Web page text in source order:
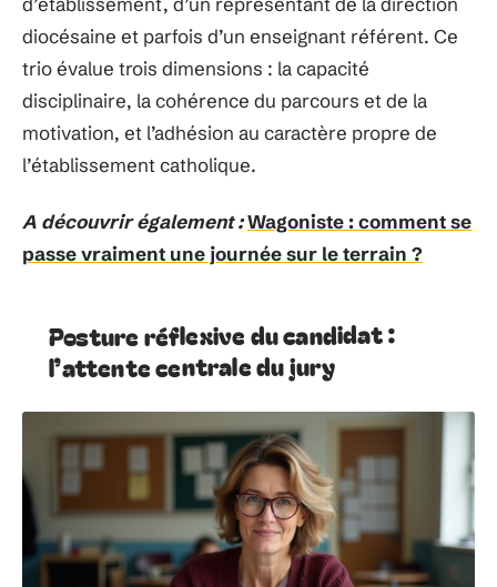
diocésaine et parfois d’un enseignant référent. Ce
trio évalue trois dimensions : la capacité
disciplinaire, la cohérence du parcours et de la
motivation, et l’adhésion au caractère propre de
l’établissement catholique.
A découvrir également :Wagoniste : comment se
passe vraiment une journée sur le terrain ?
Posture réflexive du candidat :
l’attente centrale du jury